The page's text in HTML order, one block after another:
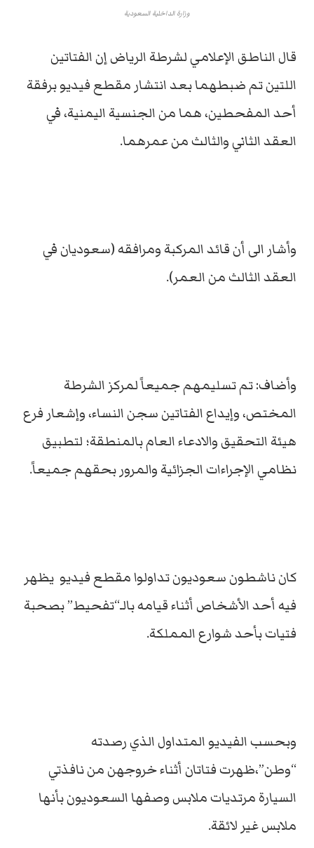
وزارة الداخلية السعودية
قال الناطق الإعلامي لشرطة الرياض إن الفتاتين
اللتين تم ضبطهما بعد انتشار مقطع فيديو برفقة
أحد المفحطين، هما من الجنسية اليمنية، في
العقد الثاني والثالث من عمرهما.
وأشار الى أن قائد المركبة ومرافقه (سعوديان في
العقد الثالث من العمر).
وأضاف: تم تسليمهم جميعاً لمركز الشرطة
المختص، وإيداع الفتاتين سجن النساء، وإشعار فرع
هيئة التحقيق والادعاء العام بالمنطقة؛ لتطبيق
نظامي الإجراءات الجزائية والمرور بحقهم جميعاً.
كان ناشطون سعوديون تداولوا مقطع فيديو يظهر
فيه أحد الأشخاص أثناء قيامه بالـ“تفحيط” بصحبة
فتيات بأحد شوارع المملكة.
وبحسب الفيديو المتداول الذي رصدته
“وطن”،ظهرت فتاتان أثناء خروجهن من نافذتي
السيارة مرتديات ملابس وصفها السعوديون بأنها
ملابس غير لائقة.